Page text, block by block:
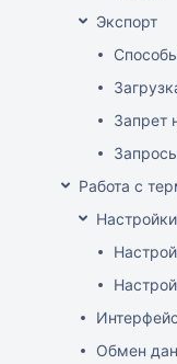
Экспорт
Запрет
Работа с
Обмен